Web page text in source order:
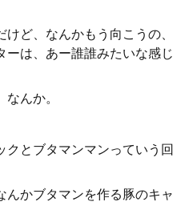
ど、なんかもう向こうの、
ーは、あー誰誰みたいな感じ
んか。
クとブタマンマンっていう回
んかブタマンを作る豚のキャ